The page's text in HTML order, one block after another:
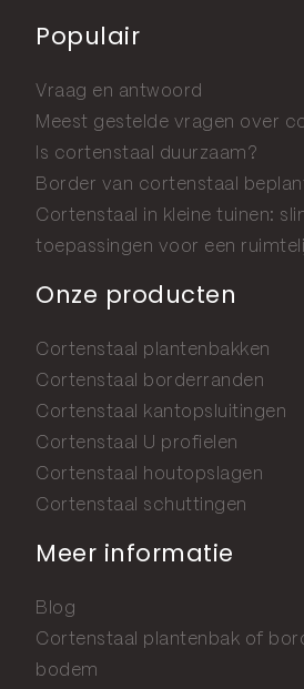
Populair
Vraag en antwoord
Meest gestelde vragen over
Is cortenstaal duurzaam?
Border van cortenstaal
Cortenstaal in kleine tuinen:
toepassingen voor een
Onze producten
Cortenstaal plantenbakken
Cortenstaal borderranden
Cortenstaal kantopsluitingen
Cortenstaal U profielen
Cortenstaal houtopslagen
Cortenstaal schuttingen
Meer informatie
Blog
Cortenstaal plantenbak of
bodem